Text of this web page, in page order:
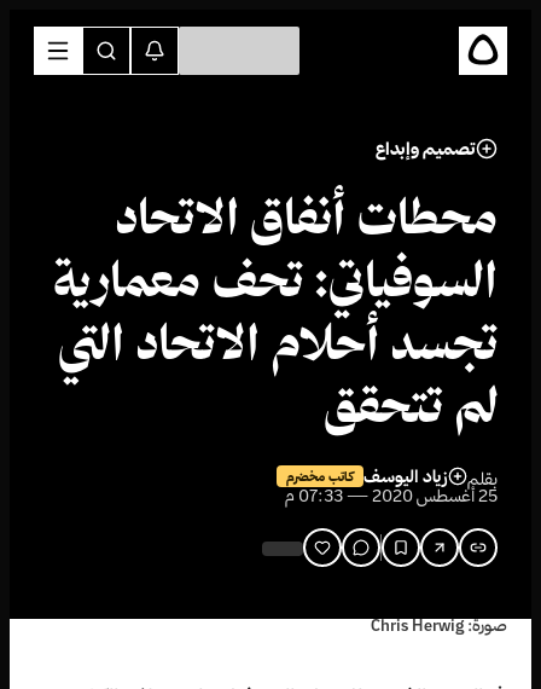
تصميم وإبداع
محطات أنفاق الاتحاد
السوفياتي: تحف معمارية
تجسد أحلام الاتحاد التي
لم تتحقق
بقلم زياد اليوسف كاتب مخضرم
25 أغسطس 2020 — 07:33 م
صورة: Chris Herwig